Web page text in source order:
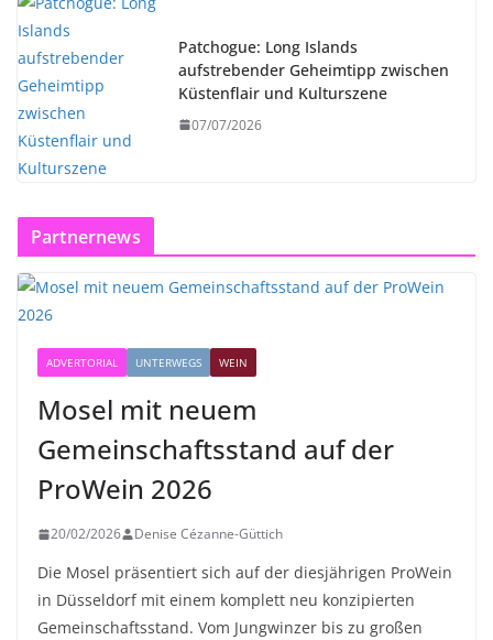
Patchogue: Long Islands
aufstrebender Geheimtipp zwischen
Küstenflair und Kulturszene
07/07/2026
Partnernews
ADVERTORIAL UNTERWEGS WEIN
Mosel mit neuem
Gemeinschaftsstand auf der
ProWein 2026
20/02/2026 Denise Cézanne-Güttich
Die Mosel präsentiert sich auf der diesjährigen ProWein
in Düsseldorf mit einem komplett neu konzipierten
Gemeinschaftsstand. Vom Jungwinzer bis zu großen